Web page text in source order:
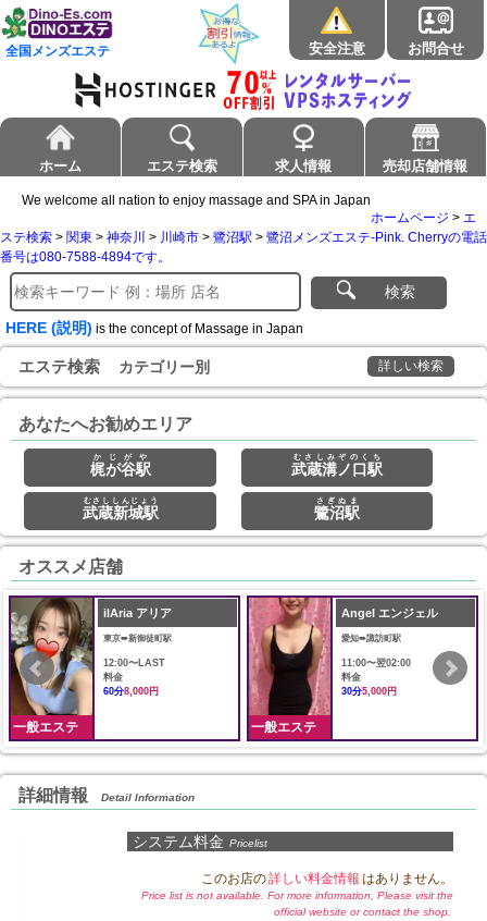
全国メンズエステ 安全注意 お問合せ
ホーム エステ検索 求人情報 売却店舗情報
We welcome all nation to enjoy massage and SPA in Japan
ホームページ > エ
ステ検索 > 関東 > 神奈川 > 川崎市 > 鷺沼駅 > 鷺沼メンズエステ-Pink. Cherryの電話
番号は080-7588-4894です。
検索
HERE (説明) is the concept of Massage in Japan
エステ検索 カテゴリー別 詳しい検索
あなたへお勧めエリア
梶が谷駅
かじがや
武蔵溝ノ口駅
むさしみぞのくち
武蔵新城駅
むさししんじょう
鷺沼駅
さぎぬま
オススメ店舗
一般エステ
ilAria アリア
東京➠新御徒町駅
12:00〜LAST
料金
60分8,000円
一般エステ
Angel エンジェル
愛知➠諏訪町駅
11:00〜翌02:00
料金
30分5,000円
詳細情報 Detail Information
システム料金 Pricelist
このお店の詳しい料金情報 はありません。
Price list is not available. For more information, Please visit the
official website or contact the shop.